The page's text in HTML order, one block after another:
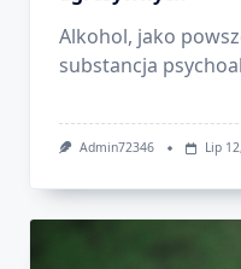
Alkohol, jako
substancja
Admin72346 Lip